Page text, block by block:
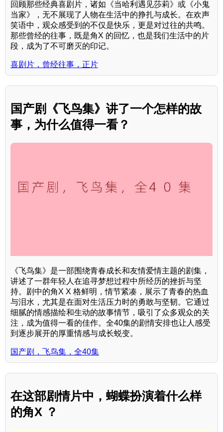
回顾那些经典喜剧片，诸如《当哈利遇见莎莉》或《小鬼
当家》，无不展现了人物在生活中的挣扎与成长。在欢声
笑语中，观众感受到的不仅是快乐，更是对过往的共鸣。
那些曾经的往事，既是角X 的回忆，也是我们生活中的片
段，成为了不可磨灭的印记。
喜剧片，曾经往事，正片
国产剧《飞鸟集》讲了一个怎样的故
事，为什么值得一看？
《飞鸟集》是一部围绕青春成长和友情爱情主题的剧集，
讲述了一群年轻人在追寻梦想过程中所经历的挫折与坚
持。剧中的角X X 格鲜明，情节紧凑，展示了青春的热血
与泪水，尤其是在面对生活压力时的勇敢与坚韧。它通过
细腻的情感描绘和生动的故事情节，吸引了众多观众的关
注，成为值得一看的佳作。全40集的剧情安排也让人感受
到逐步展开的厚重情感与成长蜕变。
国产剧，飞鸟集，全40集
在这部剧情片中，蝴蝶扮演着什么样
的角X ？